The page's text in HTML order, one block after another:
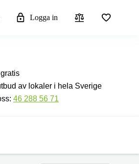
Logga in
av lokaler i hela Sverige
46 288 56 71